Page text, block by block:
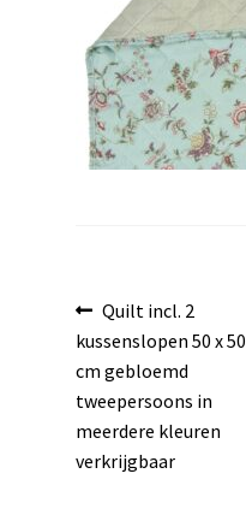
Bericht
navigatie
Vorig
bericht:
Quilt incl. 2
kussenslopen 50 x 50
cm gebloemd
tweepersoons in
meerdere kleuren
verkrijgbaar